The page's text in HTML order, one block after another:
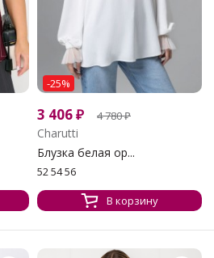
-25%
3 406₽ 4 780₽
Charutti
Блузка белая ор...
52 54 56
В корзину